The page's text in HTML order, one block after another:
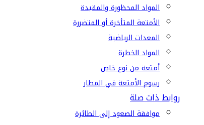
المواد المحظورة والمقيدة
الأمتعة المتأخرة أو المتضررة
المعدات الرياضية
المواد الخطرة
أمتعة من نوع خاص
رسوم الأمتعة في المطار
روابط ذات صلة
موافقة الصعود إلى الطائرة